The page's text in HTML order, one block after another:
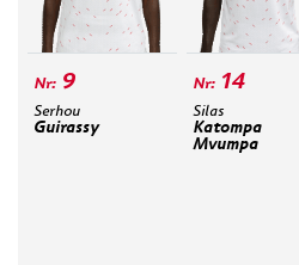
9
Serhou
Guirassy
14
Silas
Katompa
Mvumpa